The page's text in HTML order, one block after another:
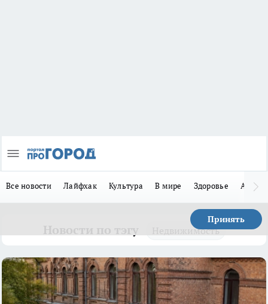
Все новости Лайфхак Культура В мире Здоровье Авто
Принять
Недвижимость